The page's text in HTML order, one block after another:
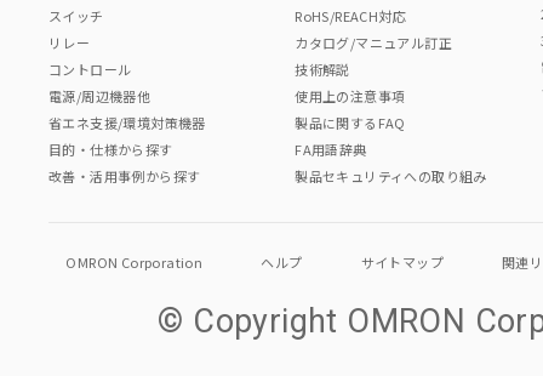
スイッチ
リレー
コントロール
電源/周辺機器他
省エネ支援/環境対策機器
目的・仕様から探す
改善・活用事例から探す
RoHS/REACH対応
カタログ/マニュアル訂正
技術解説
使用上の注意事項
製品に関するFAQ
FA用語辞典
製品セキュリティへの取り組み
OMRON Corporation ヘルプ サイトマップ 関連
© Copyright OMRON